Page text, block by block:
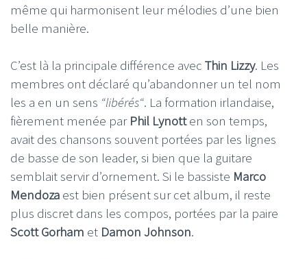
même qui harmonisent leur mélodies d’une bien
belle manière.
C’est là la principale différence avec Thin Lizzy. Les
membres ont déclaré qu’abandonner un tel nom
les a en un sens “libérés“. La formation irlandaise,
fièrement menée par Phil Lynotten son temps,
avait des chansons souvent portées par les lignes
de basse de son leader, si bien que la guitare
semblait servir d’ornement. Si le bassiste Marco
Mendoza est bien présent sur cet album, il reste
plus discret dans les compos, portées par la paire
Scott Gorham et Damon Johnson.